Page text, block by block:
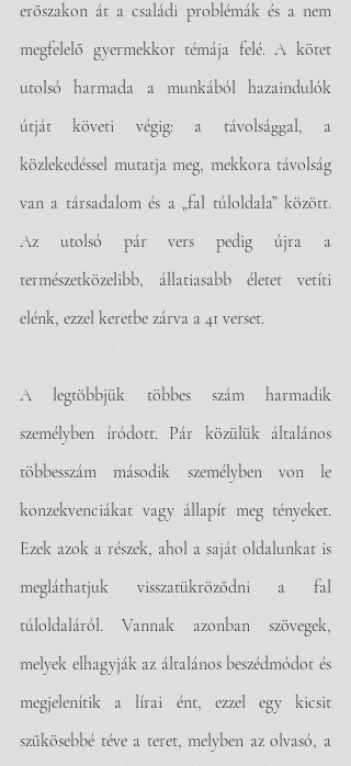
erőszakon át a családi problémák és a nem
megfelelő gyermekkor témája felé. A kötet
utolsó harmada a munkából hazaindulók
útját követi végig: a távolsággal, a
közlekedéssel mutatja meg, mekkora távolság
van a társadalom és a „fal túloldala” között.
Az utolsó pár vers pedig újra a
természetközelibb, állatiasabb életet vetíti
elénk, ezzel keretbe zárva a 41 verset.
A legtöbbjük többes szám harmadik
személyben íródott. Pár közülük általános
többesszám második személyben von le
konzekvenciákat vagy állapít meg tényeket.
Ezek azok a részek, ahol a saját oldalunkat is
megláthatjuk visszatükröződni a fal
túloldaláról. Vannak azonban szövegek,
melyek elhagyják az általános beszédmódot és
megjelenítik a lírai ént, ezzel egy kicsit
szűkösebbé téve a teret, melyben az olvasó, a